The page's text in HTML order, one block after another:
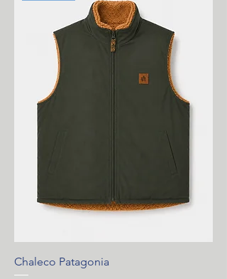
Chaleco Patagonia